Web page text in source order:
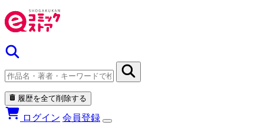
履歴を全て削除する
ログイン 会員登録